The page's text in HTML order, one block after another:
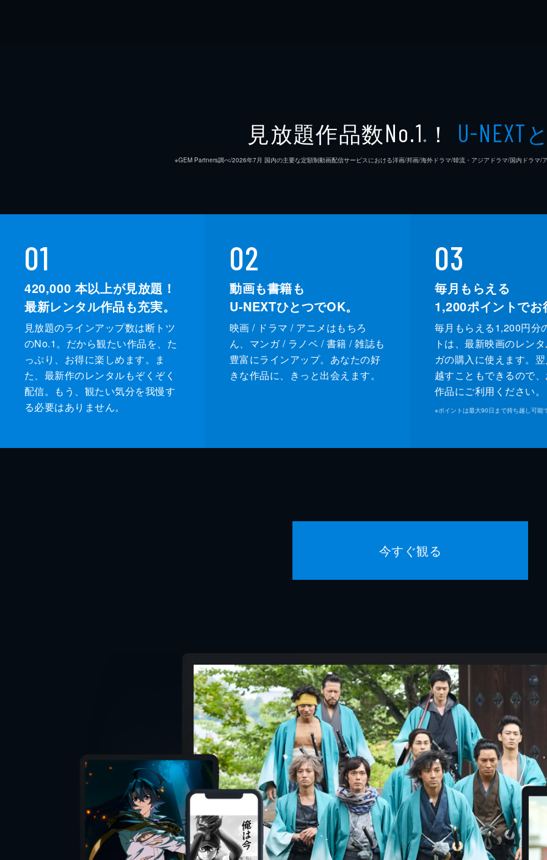
見放題作品数No.1 ※ ！ U-NEXT
※GEM Partners調べ/2026年7⽉ 国内の主要な定額制動画配信サービスにおける洋画/邦画/海外ドラマ/韓流・アジアドラマ/国内ドラマ/
01
420,000 本以上が見放題！
最新レンタル作品も充実。
見放題のラインアップ数は断トツ
のNo.1。だから観たい作品を、た
っぷり、お得に楽しめます。ま
た、最新作のレンタルもぞくぞく
配信。もう、観たい気分を我慢す
る必要はありません。
02
動画も書籍も
U-NEXTひとつでOK。
映画 / ドラマ / アニメはもちろ
ん、マンガ / ラノベ / 書籍 / 雑誌も
豊富にラインアップ。あなたの好
きな作品に、きっと出会えます。
03
毎月もらえる
1,200ポイントでお
毎月もらえる1,200円分
トは、最新映画のレン
ガの購入に使えます。
越すこともできるので
作品にご利用ください。
※ポイントは最大90日まで持ち越し可能
今すぐ観る